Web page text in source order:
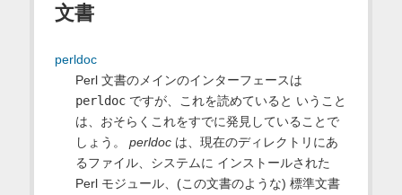
文書
perldoc
Perl 文書のメインのインターフェースは
perldocですが、これを読めていると いうこと
は、おそらくこれをすでに発見していることで
しょう。 perldocは、現在のディレクトリにあ
るファイル、システムに インストールされた
Perl モジュール、(この文書のような) 標準文書